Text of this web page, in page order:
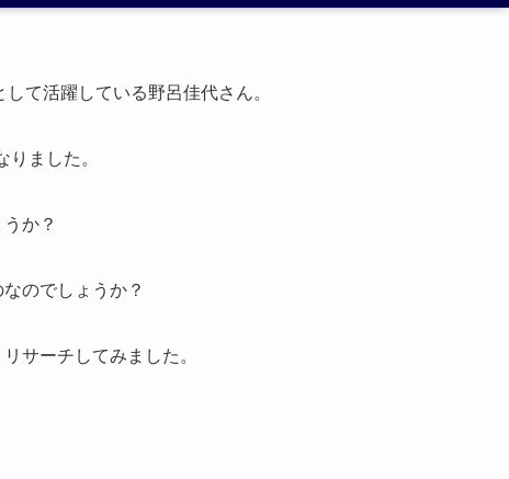
て活躍している野呂佳代さん。
ました。
か？
のでしょうか？
サーチしてみました。